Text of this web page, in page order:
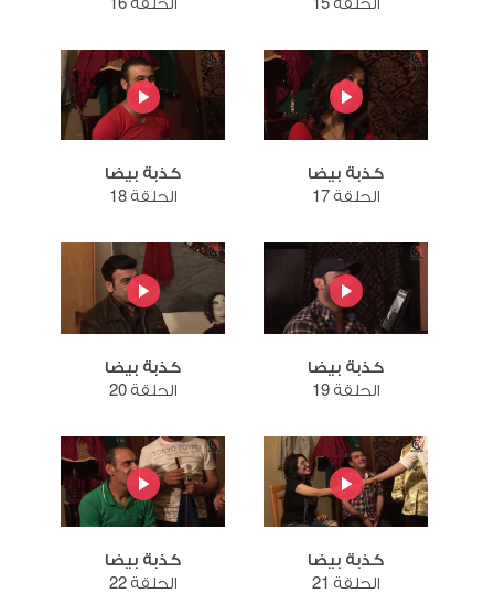
كذبة بيضا
الحلقة 17
كذبة بيضا
الحلقة 18
كذبة بيضا
الحلقة 19
كذبة بيضا
الحلقة 20
كذبة بيضا
الحلقة 21
كذبة بيضا
الحلقة 22